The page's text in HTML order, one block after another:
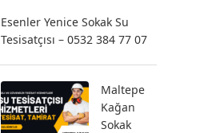
Esenler Yenice Sokak Su
Tesisatçısı – 0532 384 77 07
Maltepe
Kağan
Sokak